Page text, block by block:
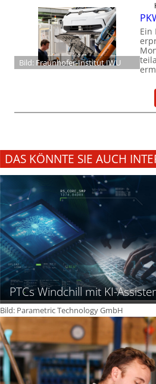
Bild: Fraunhofer-Institut IWU
Ein
DAS KÖNNTE SIE AUCH
PTCs Windchill mit KI-
Bild: Parametric Technology GmbH